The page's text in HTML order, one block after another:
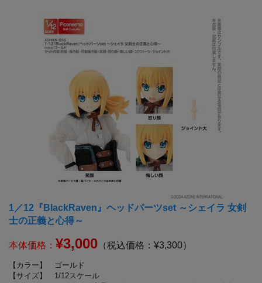
1／12『BlackRaven』ヘッドパーツset ～シェイラ 女剣
士の正義と心得～
本体価格： ¥3,000 （税込価格：¥3,300）
【カラー】
ゴールド
【サイズ】
1/12スケール